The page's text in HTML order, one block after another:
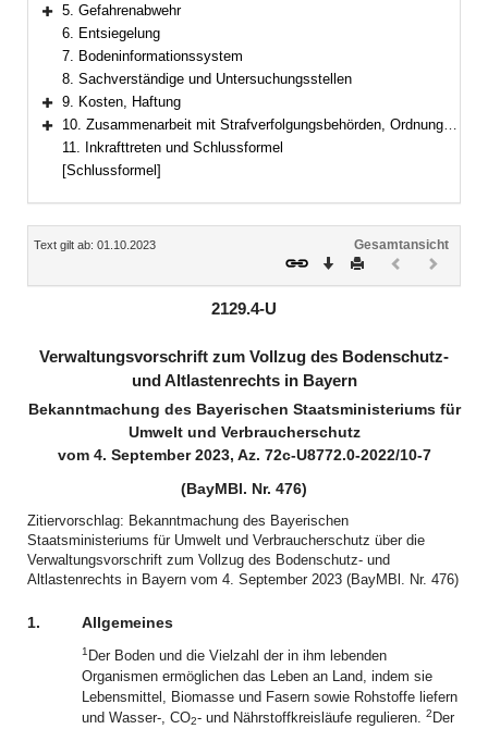
Bereich erweitern
5. Gefahrenabwehr
6. Entsiegelung
7. Bodeninformationssystem
8. Sachverständige und Untersuchungsstellen
Bereich erweitern
9. Kosten, Haftung
Bereich erweitern
10. Zusammenarbeit mit Strafverfolgungsbehörden, Ordnungswidrigkeiten
11. Inkrafttreten und Schlussformel
[Schlussformel]
Inhalt
Text gilt ab: 01.10.2023
Gesamtansicht
Download
DruckenVorheriges
2129.4-U
Verwaltungsvorschrift zum Vollzug des Bodenschutz-
und Altlastenrechts in Bayern
Bekanntmachung des Bayerischen Staatsministeriums für
Umwelt und Verbraucherschutz
vom 4. September 2023, Az. 72c-U8772.0-2022/10-7
(BayMBl. Nr. 476)
Zitiervorschlag: Bekanntmachung des Bayerischen
Staatsministeriums für Umwelt und Verbraucherschutz über die
Verwaltungsvorschrift zum Vollzug des Bodenschutz- und
Altlastenrechts in Bayern vom 4. September 2023 (BayMBl. Nr. 476)
1. Allgemeines
1 Der Boden und die Vielzahl der in ihm lebenden
Organismen ermöglichen das Leben an Land, indem sie
Lebensmittel, Biomasse und Fasern sowie Rohstoffe liefern
und Wasser-, CO2- und Nährstoffkreisläufe regulieren. 2 Der